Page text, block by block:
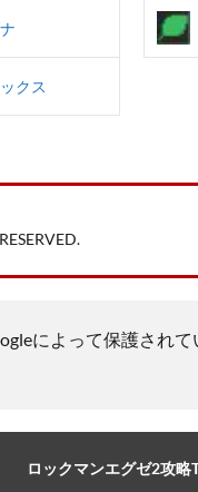
クス
によって保護されて
ロックマンエグゼ2攻略